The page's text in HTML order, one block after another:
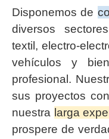
Disponemos de
diversos
textil, electro-
vehículos y
profesional.
sus proyectos
nuestra larga
prospere de